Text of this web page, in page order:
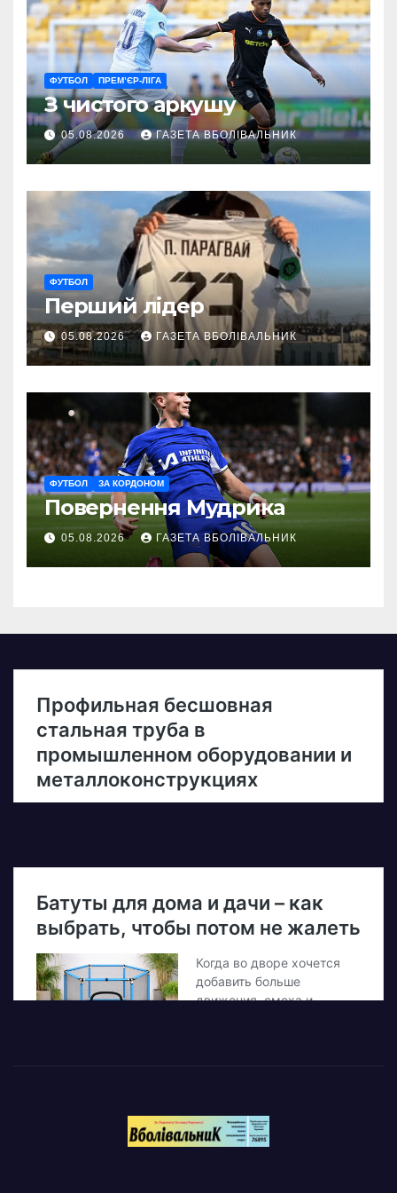
ФУТБОЛ ПРЕМ’ЄР-ЛІГА
З чистого аркушу
05.08.2026 ГАЗЕТА ВБОЛІВАЛЬНИК
ФУТБОЛ
Перший лідер
05.08.2026 ГАЗЕТА ВБОЛІВАЛЬНИК
ФУТБОЛ ЗА КОРДОНОМ
Повернення Мудрика
05.08.2026 ГАЗЕТА ВБОЛІВАЛЬНИК